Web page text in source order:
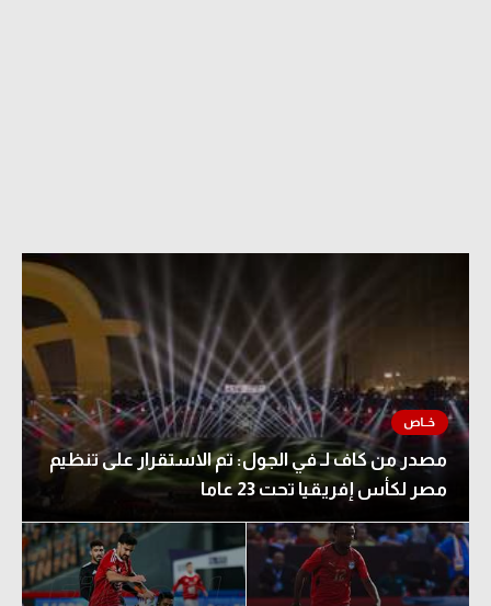
مصدر من كاف لـ في الجول: تم الاستقرار على تنظيم
مصر لكأس إفريقيا تحت 23 عاما